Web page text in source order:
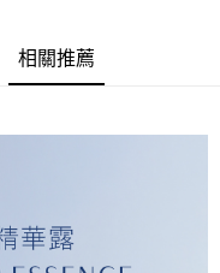
相關推薦